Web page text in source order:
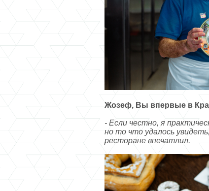
Жозеф, Вы впервые в
- Если честно, я
но то что удалось
ресторане впечатлил.